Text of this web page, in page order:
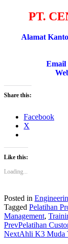
PT.
Alamat
Email
Share this:
Facebook
X
Like this:
Loading...
Posted in
Tagged Pelatihan
Management,
PrevPelatihan
NextAhli K3 Muda